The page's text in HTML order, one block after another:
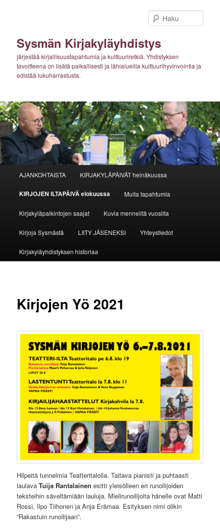
Sysmän Kirjakyläyhdistys
järjestää kirjallisuustapahtumia ja kulttuuriretkiä. Yhdistyksen
tavoitteena on lisätä paikallisesti ja lähialueilla kulttuurihyvinvointia ja
edistää lukuharrastusta.
AJANKOHTAISTA KIRJAKYLÄPÄIVÄT heinäkuussa
KIRJOJEN ILTAPÄIVÄ elokuussa Muita tapahtumia
Kirjakyläpalkintojen saajat Kuvia menneiltä vuosilta
Kirjoja Sysmästä LIITY JÄSENEKSI Yhteystiedot
Kirjakyläyhdistyksen historiaa
Kirjojen Yö 2021
Hilpeitä tunnelmia Teatteritalolla. Taitava pianisti ja puhtaasti
laulavaTuija Rantalainen esitti yleisölleen eri runoilijoiden
teksteihin säveltämiään lauluja. Mielirunoilijoita hänelle ovat Matti
Rossi, Ilpo Tiihonen ja Anja Erämaa. Esityksen nimi olikin
”Rakastuin runoilijaan”.